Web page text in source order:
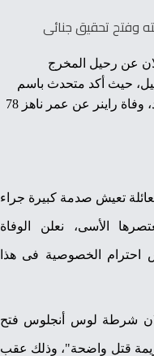
عن رحيل المخرج
حيث أكد متحدث باسم
العائلة، في ساعة متأخرة من مساء الأحد، وفاة راينر عن عمر ناهز 78
تعيش صدمة كبيرة جراء
الأسى، نعلن الوفاة
احترام الخصوصية فى هذا
شرطة لوس أنجلوس فتح
قتل واضحة"، وذلك عقب